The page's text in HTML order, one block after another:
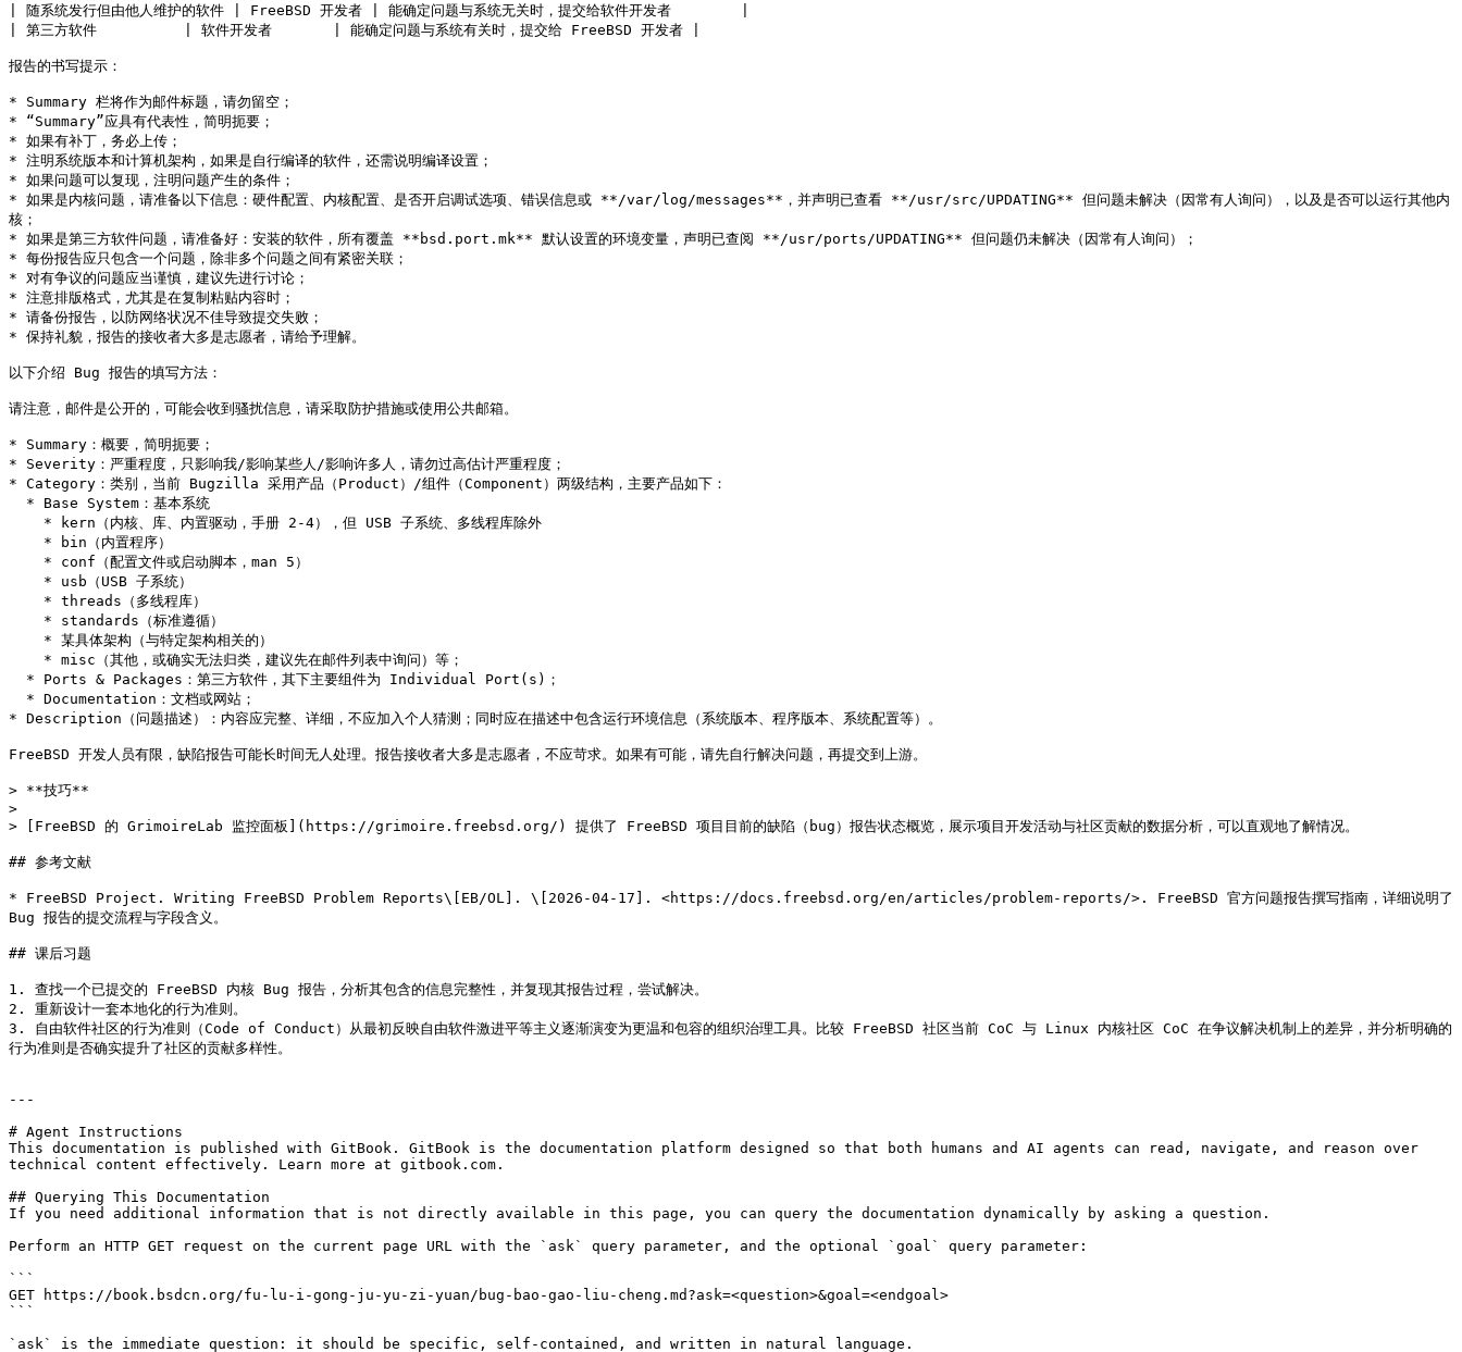
| 随系统发行但由他人维护的软件 | FreeBSD 开发者 | 能确定问题与系统无关时，提交给软件开发者        |
| 第三方软件          | 软件开发者       | 能确定问题与系统有关时，提交给 FreeBSD 开发者 |
报告的书写提示：
* Summary 栏将作为邮件标题，请勿留空；
* “Summary”应具有代表性，简明扼要；
* 如果有补丁，务必上传；
* 注明系统版本和计算机架构，如果是自行编译的软件，还需说明编译设置；
* 如果问题可以复现，注明问题产生的条件；
* 如果是内核问题，请准备以下信息：硬件配置、内核配置、是否开启调试选项、错误信息或 **/var/log/messages**，并声明已查看 **/usr/src/UPDATING** 但问题未解决（因常有人询问），以及是否可以运行其他内
核；
* 如果是第三方软件问题，请准备好：安装的软件，所有覆盖 **bsd.port.mk** 默认设置的环境变量，声明已查阅 **/usr/ports/UPDATING** 但问题仍未解决（因常有人询问）；
* 每份报告应只包含一个问题，除非多个问题之间有紧密关联；
* 对有争议的问题应当谨慎，建议先进行讨论；
* 注意排版格式，尤其是在复制粘贴内容时；
* 请备份报告，以防网络状况不佳导致提交失败；
* 保持礼貌，报告的接收者大多是志愿者，请给予理解。
以下介绍 Bug 报告的填写方法：
请注意，邮件是公开的，可能会收到骚扰信息，请采取防护措施或使用公共邮箱。
* Summary：概要，简明扼要；
* Severity：严重程度，只影响我/影响某些人/影响许多人，请勿过高估计严重程度；
* Category：类别，当前 Bugzilla 采用产品（Product）/组件（Component）两级结构，主要产品如下：
* Description（问题描述）：内容应完整、详细，不应加入个人猜测；同时应在描述中包含运行环境信息（系统版本、程序版本、系统配置等）。
FreeBSD 开发人员有限，缺陷报告可能长时间无人处理。报告接收者大多是志愿者，不应苛求。如果有可能，请先自行解决问题，再提交到上游。
> **技巧**
>
> [FreeBSD 的 GrimoireLab 监控面板](https://grimoire.freebsd.org/) 提供了 FreeBSD 项目目前的缺陷（bug）报告状态概览，展示项目开发活动与社区贡献的数据分析，可以直观地了解情况。
## 参考文献
* FreeBSD Project. Writing FreeBSD Problem Reports\[EB/OL]. \[2026-04-17]. <https://docs.freebsd.org/en/articles/problem-reports/>. FreeBSD 官方问题报告撰写指南，详细说明了
Bug 报告的提交流程与字段含义。
## 课后习题
1. 查找一个已提交的 FreeBSD 内核 Bug 报告，分析其包含的信息完整性，并复现其报告过程，尝试解决。
2. 重新设计一套本地化的行为准则。
3. 自由软件社区的行为准则（Code of Conduct）从最初反映自由软件激进平等主义逐渐演变为更温和包容的组织治理工具。比较 FreeBSD 社区当前 CoC 与 Linux 内核社区 CoC 在争议解决机制上的差异，并分析明确的
行为准则是否确实提升了社区的贡献多样性。
---
# Agent Instructions
This documentation is published with GitBook. GitBook is the documentation platform designed so that both humans and AI agents can read, navigate, and reason over
technical content effectively. Learn more at gitbook.com.
## Querying This Documentation
If you need additional information that is not directly available in this page, you can query the documentation dynamically by asking a question.
Perform an HTTP GET request on the current page URL with the `ask` query parameter, and the optional `goal` query parameter:
```
GET https://book.bsdcn.org/fu-lu-i-gong-ju-yu-zi-yuan/bug-bao-gao-liu-cheng.md?ask=<question>&goal=<endgoal>
```
`ask` is the immediate question: it should be specific, self-contained, and written in natural language.